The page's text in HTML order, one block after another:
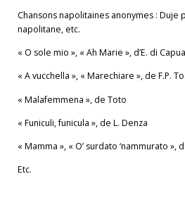
Chansons napolitaines anonymes : Duje
napolitane, etc.
« O sole mio », « Ah Marie », d’E. di Capua
« A vucchella », « Marechiare », de F.P.
« Malafemmena », de Toto
« Funiculi, funicula », de L. Denza
« Mamma », « O’ surdato ‘nammurato »,
Etc.